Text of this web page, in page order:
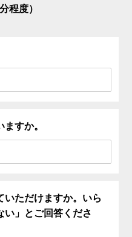
程度）
すか。
いただけますか。いら
い」とご回答くださ